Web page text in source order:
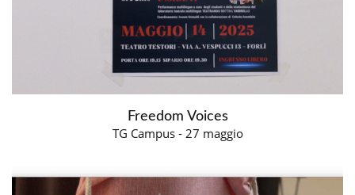
Freedom Voices
TG Campus - 27 maggio